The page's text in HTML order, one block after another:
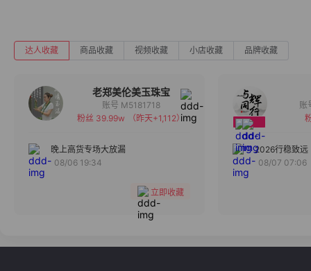
达人收藏 商品收藏 视频收藏 小店收藏 品牌收藏
老郑美伦美玉珠宝
备注
分组
账号 M5181718
粉丝 39.99w
（昨天+1,112）
晚上高货专场大放漏
08/06 19:34
立即收藏
2026行稳致远
08/07 07:06